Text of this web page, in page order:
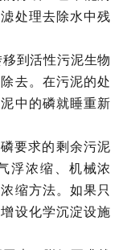
处理去除水中残
到活性污泥生物
去。在污泥的处
中的磷就睡重新
要求的剩余污泥
浮浓缩、机械浓
缩方法。如果只
设化学沉淀设施